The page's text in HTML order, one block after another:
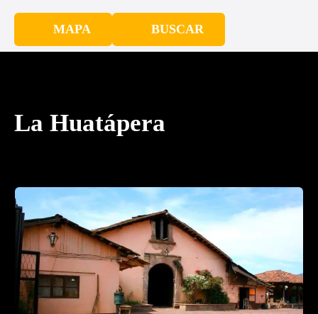
MAPA BUSCAR
La Huatápera